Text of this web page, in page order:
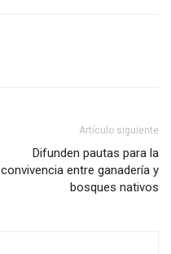
Artículo siguiente
Difunden pautas para la
convivencia entre ganadería y
bosques nativos